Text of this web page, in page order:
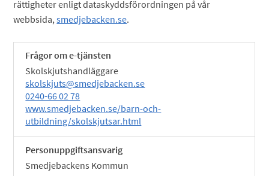
rättigheter enligt dataskyddsförordningen på vår
webbsida,smedjebacken.se.
Frågor om e-tjänsten
Skolskjutshandläggare
skolskjuts@smedjebacken.se
0240-66 02 78
www.smedjebacken.se/barn-och-
utbildning/skolskjutsar.html
Personuppgiftsansvarig
Smedjebackens Kommun